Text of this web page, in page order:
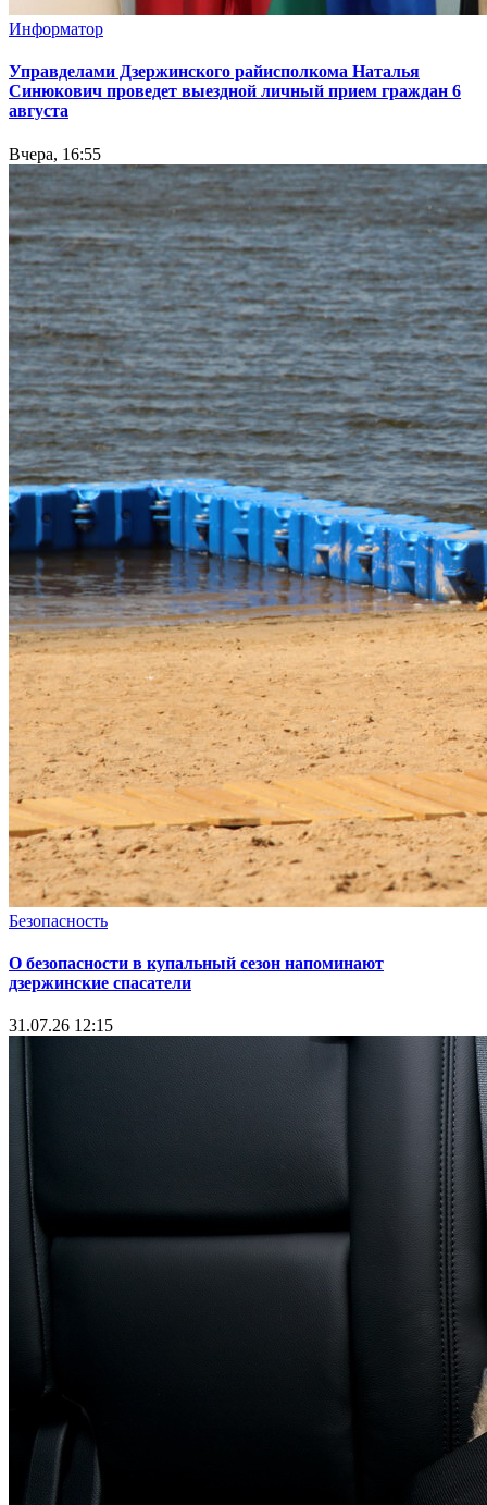
Информатор
Управделами Дзержинского райисполкома Наталья
Синюкович проведет выездной личный прием граждан 6
августа
Вчера, 16:55
Безопасность
О безопасности в купальный сезон напоминают
дзержинские спасатели
31.07.26 12:15